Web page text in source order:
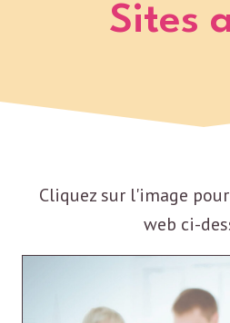
Sites
Cliquez sur l'image
web ci-